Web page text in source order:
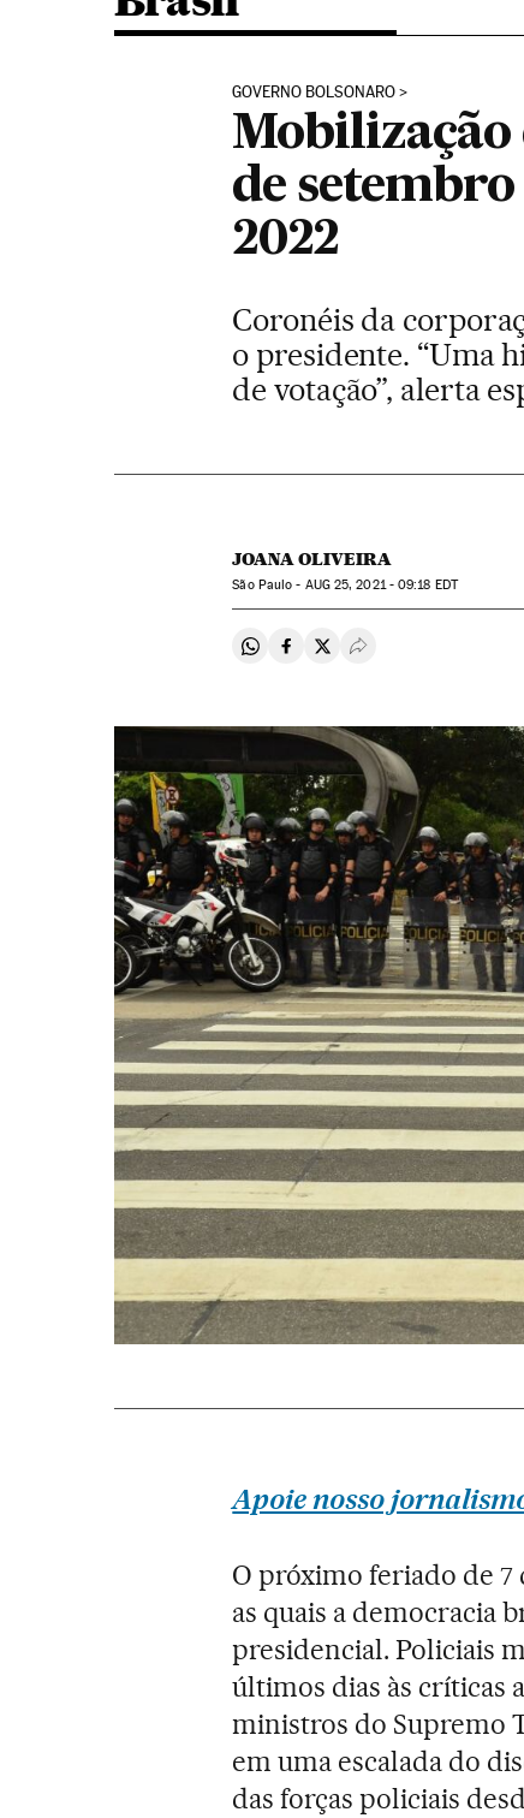
GOVERNO BOLSONARO
Mobilização
de
2022
Coronéis da
o presidente. “Uma
de votação”, alerta
JOANA OLIVEIRA
São Paulo - AUG25, 2021 - 09:18 EDT
Compartir en Whatsapp
Compartir en Facebook
Compartir en Twitter
Desplegar Redes
Apoie nosso
O próximo feriado de 7
as quais a democracia
presidencial. Policiais
últimos dias às críticas
ministros do Supremo
em uma escalada do
das forças policiais